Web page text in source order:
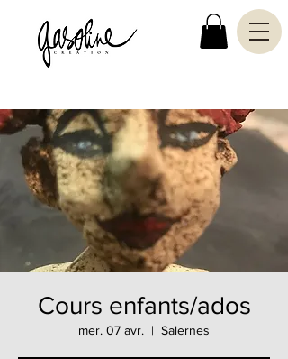
Cours enfants/ados
mer. 07 avr.
  |
Salernes